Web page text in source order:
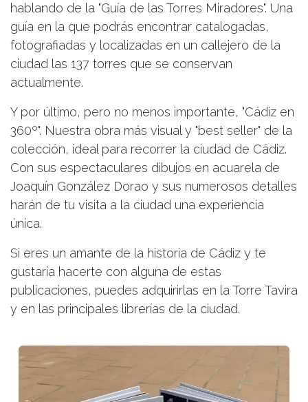
hablando de la "Guía de las Torres Miradores". Una
guía en la que podrás encontrar catalogadas,
fotografiadas y localizadas en un callejero de la
ciudad las 137 torres que se conservan
actualmente.
Y por último, pero no menos importante, "Cádiz en
360º". Nuestra obra más visual y "best seller" de la
colección, ideal para recorrer la ciudad de Cádiz.
Con sus espectaculares dibujos en acuarela de
Joaquín González Dorao y sus numerosos detalles
harán de tu visita a la ciudad una experiencia
única.
Si eres un amante de la historia de Cádiz y te
gustaría hacerte con alguna de estas
publicaciones, puedes adquirirlas en la Torre Tavira
y en las principales librerías de la ciudad.